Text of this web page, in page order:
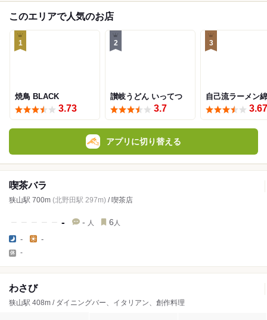
このエリアで人気のお店
1
焼鳥 BLACK
3.73
2
讃岐うどん いってつ
3.7
3
自己流ラーメン
3.67
アプリに切り替える
喫茶バラ
狭山駅 700m (北野田駅 297m) / 喫茶店
- - 人 6 人
- -
-
わさび
狭山駅 408m / ダイニングバー、イタリアン、創作料理